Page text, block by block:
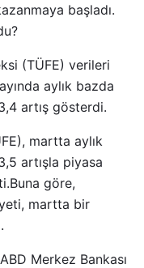
başladı.
(TÜFE) verileri
aylık bazda
artış gösterdi.
martta aylık
artışla piyasa
göre,
martta bir
Merkez Bankası